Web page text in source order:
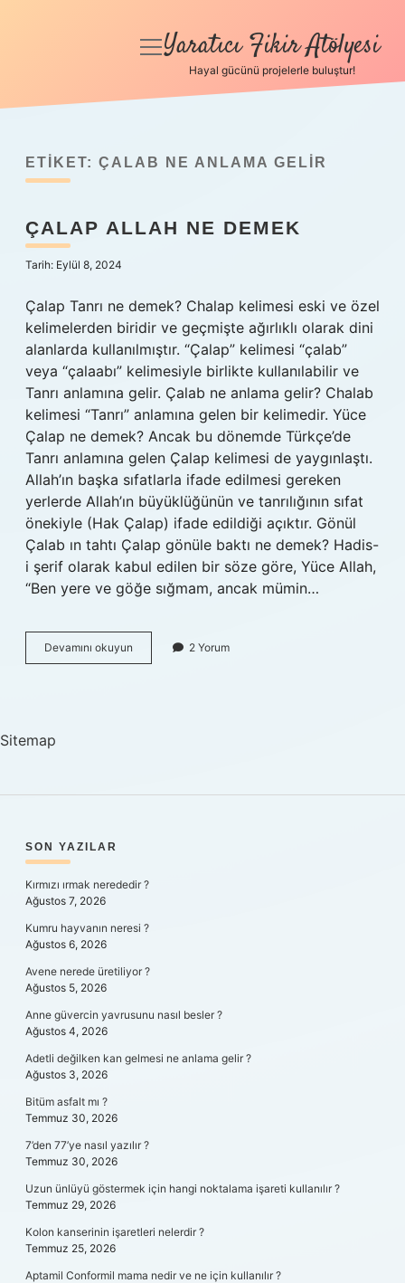
Anasayfa
Yasal Uyarı
Hakkımızda
menüyü
Yaratıcı Fikir Atölyesi
Hayal gücünü projelerle buluştur!
ETIKET: ÇALAB NE ANLAMA GELIR
ÇALAP ALLAH NE DEMEK
Tarih: Eylül 8, 2024
Çalap Tanrı ne demek? Chalap kelimesi eski ve özel
kelimelerden biridir ve geçmişte ağırlıklı olarak dini
alanlarda kullanılmıştır. “Çalap” kelimesi “çalab”
veya “çalaabı” kelimesiyle birlikte kullanılabilir ve
Tanrı anlamına gelir. Çalab ne anlama gelir? Chalab
kelimesi “Tanrı” anlamına gelen bir kelimedir. Yüce
Çalap ne demek? Ancak bu dönemde Türkçe’de
Tanrı anlamına gelen Çalap kelimesi de yaygınlaştı.
Allah’ın başka sıfatlarla ifade edilmesi gereken
yerlerde Allah’ın büyüklüğünün ve tanrılığının sıfat
önekiyle (Hak Çalap) ifade edildiği açıktır. Gönül
Çalab ın tahtı Çalap gönüle baktı ne demek? Hadis-
i şerif olarak kabul edilen bir söze göre, Yüce Allah,
“Ben yere ve göğe sığmam, ancak mümin…
Devamını okuyun
Allah
2 Yorum
Sitemap
SIDEBAR
SON YAZILAR
Kırmızı ırmak nerededir ?
Ağustos 7, 2026
Kumru hayvanın neresi ?
Ağustos 6, 2026
Avene nerede üretiliyor ?
Ağustos 5, 2026
Anne güvercin yavrusunu nasıl besler ?
Ağustos 4, 2026
Adetli değilken kan gelmesi ne anlama gelir ?
Ağustos 3, 2026
Bitüm asfalt mı ?
Temmuz 30, 2026
7’den 77’ye nasıl yazılır ?
Temmuz 30, 2026
Uzun ünlüyü göstermek için hangi noktalama işareti kullanılır ?
Temmuz 29, 2026
Kolon kanserinin işaretleri nelerdir ?
Temmuz 25, 2026
Aptamil Conformil mama nedir ve ne için kullanılır ?